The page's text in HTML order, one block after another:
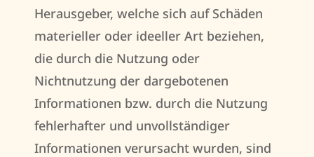
Herausgeber, welche sich auf Schäden
materieller oder ideeller Art beziehen,
die durch die Nutzung oder
Nichtnutzung der dargebotenen
Informationen bzw. durch die Nutzung
fehlerhafter und unvollständiger
Informationen verursacht wurden, sind